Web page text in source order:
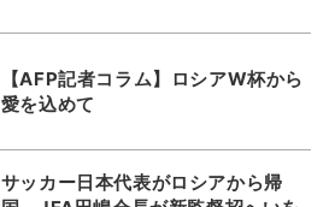
【AFP記者コラム】ロシアW杯から
愛を込めて
サッカー日本代表がロシアから帰